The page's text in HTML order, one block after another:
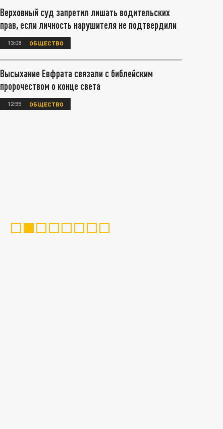
Верховный суд запретил лишать водительских
прав, если личность нарушителя не подтвердили
13:08 ОБЩЕСТВО
Высыхание Евфрата связали с библейским
пророчеством о конце света
12:55 ОБЩЕСТВО